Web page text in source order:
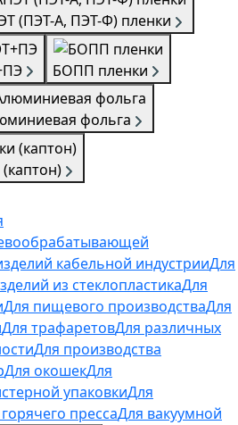
(ПЭТ-А, ПЭТ-Ф) пленки
БОПП пленки
фольга
кабельной индустрииДля
из стеклопластикаДля
Для пищевого производстваДля
Для трафаретовДля различных
Для производства
Для окошекДля
упаковкиДля
прессаДля вакуумной